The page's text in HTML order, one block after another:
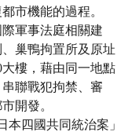
市機能的過程。
軍事法庭相關建
巢鴨拘置所及原址
樓，藉由同一地點
聯戰犯拘禁、審
開發。
本四國共同統治案」